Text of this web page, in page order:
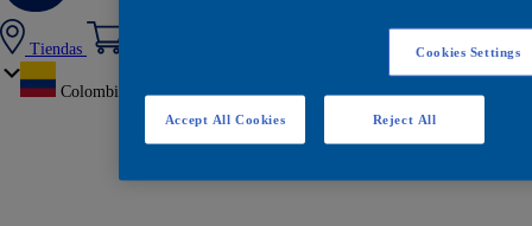
Tiendas
Colombia
Cookies Settings
Reject All
Accept All Cookies